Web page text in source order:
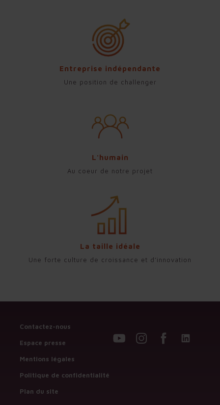
Entreprise indépendante
Une position de challenger
L'humain
Au coeur de notre projet
La taille idéale
Une forte culture de croissance et d’innovation
Contactez-nous
Espace presse
Mentions légales
Politique de confidentialité
Plan du site